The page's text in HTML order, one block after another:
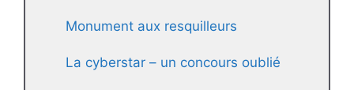
Monument aux resquilleurs
La cyberstar – un concours oublié